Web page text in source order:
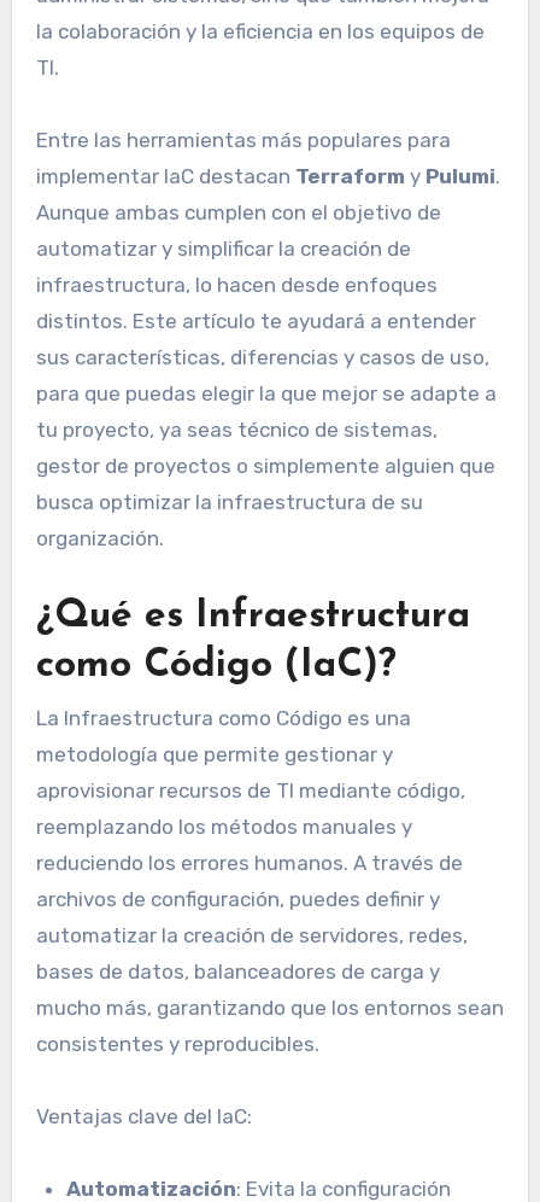
la colaboración y la eficiencia en los equipos de
TI.
Entre las herramientas más populares para
implementar IaC destacan Terraform y Pulumi.
Aunque ambas cumplen con el objetivo de
automatizar y simplificar la creación de
infraestructura, lo hacen desde enfoques
distintos. Este artículo te ayudará a entender
sus características, diferencias y casos de uso,
para que puedas elegir la que mejor se adapte a
tu proyecto, ya seas técnico de sistemas,
gestor de proyectos o simplemente alguien que
busca optimizar la infraestructura de su
organización.
¿Qué es Infraestructura
como Código (IaC)?
La Infraestructura como Código es una
metodología que permite gestionar y
aprovisionar recursos de TI mediante código,
reemplazando los métodos manuales y
reduciendo los errores humanos. A través de
archivos de configuración, puedes definir y
automatizar la creación de servidores, redes,
bases de datos, balanceadores de carga y
mucho más, garantizando que los entornos sean
consistentes y reproducibles.
Ventajas clave del IaC:
Automatización: Evita la configuración